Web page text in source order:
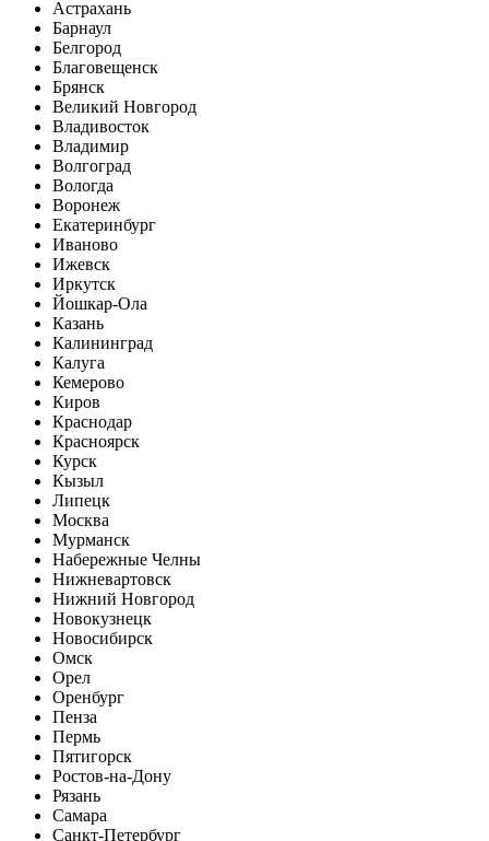
Астрахань
Барнаул
Белгород
Благовещенск
Брянск
Великий Новгород
Владивосток
Владимир
Волгоград
Вологда
Воронеж
Екатеринбург
Иваново
Ижевск
Иркутск
Йошкар-Ола
Казань
Калининград
Калуга
Кемерово
Киров
Краснодар
Красноярск
Курск
Кызыл
Липецк
Москва
Мурманск
Набережные Челны
Нижневартовск
Нижний Новгород
Новокузнецк
Новосибирск
Омск
Орел
Оренбург
Пенза
Пермь
Пятигорск
Ростов-на-Дону
Рязань
Самара
Санкт-Петербург